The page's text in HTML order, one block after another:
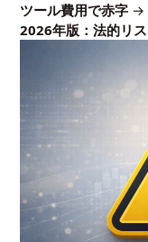
ツール費用で赤字 →
2026年版：法的リ